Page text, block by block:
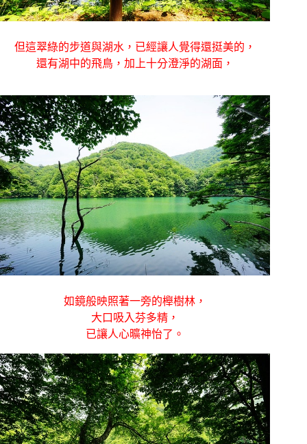
但這翠綠的步道與湖水，已經讓人覺得還挺美的，
還有湖中的飛鳥，加上十分澄淨的湖面，
如鏡般映照著一旁的櫸樹林，
大口吸入芬多精，
已讓人心曠神怡了。